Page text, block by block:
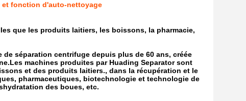
et fonction d'auto-nettoyage
que les produits laitiers, les boissons, la pharmacie,
séparation centrifuge depuis plus de 60 ans, créée
machines produites par Huading Separator sont
et des produits laitiers., dans la récupération et le
pharmaceutiques, biotechnologie et technologie de
des boues, etc.